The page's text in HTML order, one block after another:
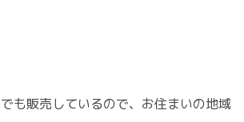
も販売しているので、お住まいの地域